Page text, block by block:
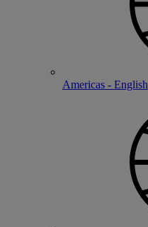
Americas - English